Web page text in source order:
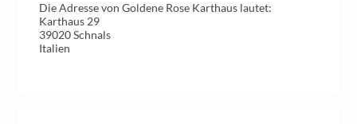
Die Adresse von Goldene Rose Karthaus lautet:
Karthaus 29
39020 Schnals
Italien